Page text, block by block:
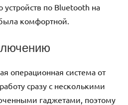
по Bluetooth на
комфортной.
операционная система от
сразу с несколькими
гаджетами, поэтому